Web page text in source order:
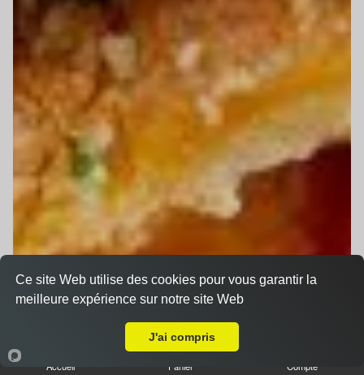
Accueil Panier Compte
Ce site Web utilise des cookies pour vous garantir la
meilleure expérience sur notre site Web
J'ai compris